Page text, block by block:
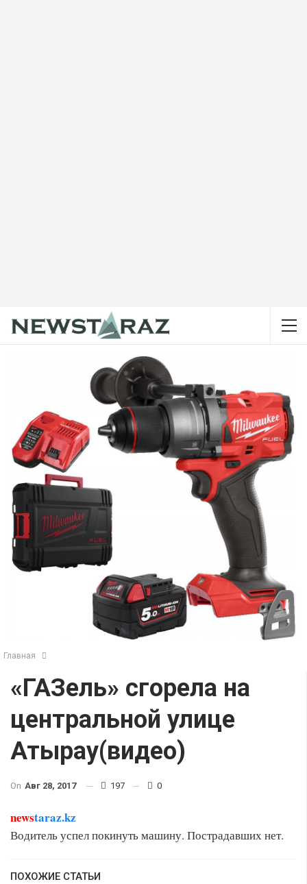
Главная
«ГАЗель» сгорела на
центральной улице
Атырау(видео)
On Авг 28, 2017 197 0
newstaraz.kz
Водитель успел покинуть машину. Пострадавших нет.
ПОХОЖИЕ СТАТЬИ